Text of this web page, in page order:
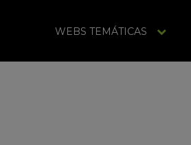
WEBS TEMÁTICAS